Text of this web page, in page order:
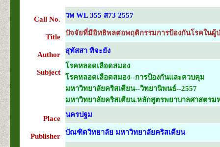
Call No. วพ WL 355 ส73 2557
Title ปัจจัยที่มีอิทธิพลต่อพฤติกรรมการป้องกันโรคในผู้
Author สุทัสสา ทิจะยัง
Subject
โรคหลอดเลือดสมอง
โรคหลอดเลือดสมอง--การป้องกันและควบคุม
มหาวิทยาลัยคริสเตียน--วิทยานิพนธ์--2557
มหาวิทยาลัยคริสเตียน.หลักสูตรพยาบาลศาสตร
Place นครปฐม
Publisher บัณฑิตวิทยาลัย มหาวิทยาลัยคริสเตียน